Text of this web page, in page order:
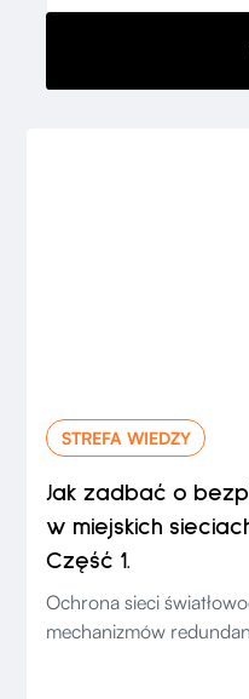
STREFA WIEDZY
Jak zadbać o
w miejskich
Część 1.
Ochrona sieci
mechanizmów